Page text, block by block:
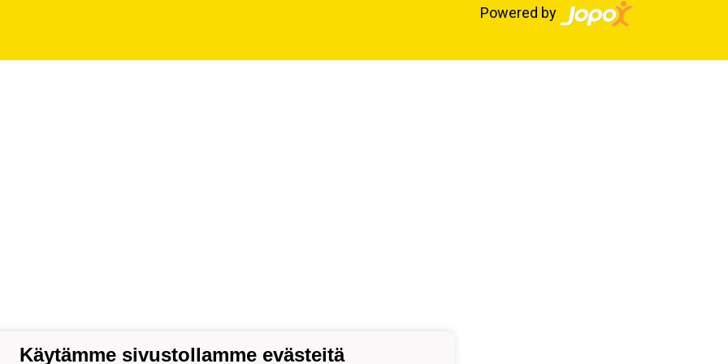
Powered by
Käytämme sivustollamme evästeitä